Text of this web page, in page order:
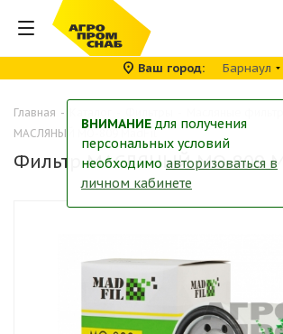
Ваш город Барнаул
Главная -
МАСЛЯНЫЙ MO-809 MadFil
Фильтр МАСЛЯНЫЙ MO-809
ВНИМАНИЕ для получения
персональных условий
необходимо авторизоваться в
личном кабинете